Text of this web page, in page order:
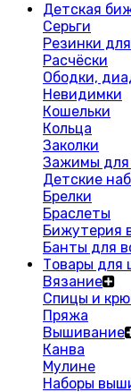
Детская
Серьги
Резинки
Расчёски
Ободки,
Невидимки
Кошельки
Кольца
Заколки
Зажимы для
Детские
Брелки
Браслеты
Бижутерия
Банты для
Товары для
Вязание
Спицы и
Пряжа
Вышивание
Канва
Мулине
Наборы